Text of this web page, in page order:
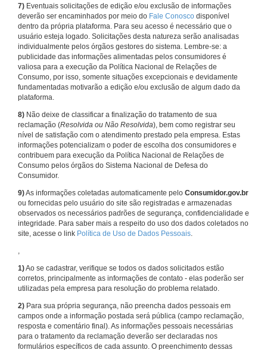
7) Eventuais solicitações de edição e/ou exclusão de informações
deverão ser encaminhados por meio do Fale Conosco disponível
dentro da própria plataforma. Para seu acesso é necessário que o
usuário esteja logado. Solicitações desta natureza serão analisadas
individualmente pelos órgãos gestores do sistema. Lembre-se: a
publicidade das informações alimentadas pelos consumidores é
valiosa para a execução da Política Nacional de Relações de
Consumo, por isso, somente situações excepcionais e devidamente
fundamentadas motivarão a edição e/ou exclusão de algum dado da
plataforma.
8) Não deixe de classificar a finalização do tratamento de sua
reclamação (Resolvida ou Não Resolvida), bem como registrar seu
nível de satisfação com o atendimento prestado pela empresa. Estas
informações potencializam o poder de escolha dos consumidores e
contribuem para execução da Política Nacional de Relações de
Consumo pelos órgãos do Sistema Nacional de Defesa do
Consumidor.
9)As informações coletadas automaticamente pelo Consumidor.gov.br
ou fornecidas pelo usuário do site são registradas e armazenadas
observados os necessários padrões de segurança, confidencialidade e
integridade. Para saber mais a respeito do uso dos dados coletados no
site, acesse o link Política de Uso de Dados Pessoais.
,
1)Ao se cadastrar, verifique se todos os dados solicitados estão
corretos, principalmente as informações de contato - elas poderão ser
utilizadas pela empresa para resolução do problema relatado.
2) Para sua própria segurança, não preencha dados pessoais em
campos onde a informação postada será pública (campo reclamação,
resposta e comentário final). As informações pessoais necessárias
para o tratamento da reclamação deverão ser declaradas nos
formulários específicos de cada assunto. O preenchimento dessas